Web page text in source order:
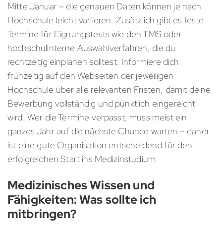
Mitte Januar – die genauen Daten können je nach
Hochschule leicht variieren. Zusätzlich gibt es feste
Termine für Eignungstests wie den TMS oder
hochschulinterne Auswahlverfahren, die du
rechtzeitig einplanen solltest. Informiere dich
frühzeitig auf den Webseiten der jeweiligen
Hochschule über alle relevanten Fristen, damit deine
Bewerbung vollständig und pünktlich eingereicht
wird. Wer die Termine verpasst, muss meist ein
ganzes Jahr auf die nächste Chance warten – daher
ist eine gute Organisation entscheidend für den
erfolgreichen Start ins Medizinstudium.
Medizinisches Wissen und
Fähigkeiten: Was sollte ich
mitbringen?